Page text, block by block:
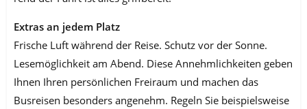
Extras an jedem Platz
Frische Luft während der Reise. Schutz vor der Sonne.
Lesemöglichkeit am Abend. Diese Annehmlichkeiten geben
Ihnen Ihren persönlichen Freiraum und machen das
Busreisen besonders angenehm. Regeln Sie beispielsweise